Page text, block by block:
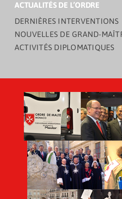
ACTUALITÉS DE L’ORDRE
DERNIÈRES INTERVENTIONS
NOUVELLES DE GRAND-
ACTIVITÉS DIPLOMATIQUES